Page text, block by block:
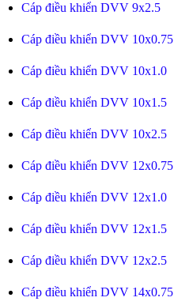
Cáp điều khiển DVV 9x2.5
Cáp điều khiển DVV 10x0.75
Cáp điều khiển DVV 10x1.0
Cáp điều khiển DVV 10x1.5
Cáp điều khiển DVV 10x2.5
Cáp điều khiển DVV 12x0.75
Cáp điều khiển DVV 12x1.0
Cáp điều khiển DVV 12x1.5
Cáp điều khiển DVV 12x2.5
Cáp điều khiển DVV 14x0.75